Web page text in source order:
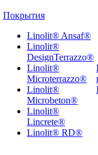
Покрытия
Linolit® Ansaf®
Linolit®
DesignTerrazzo®
Linolit®
Microterrazzo®
Linolit®
Microbeton®
Linolit®
Lincrete®
Linolit® RD®